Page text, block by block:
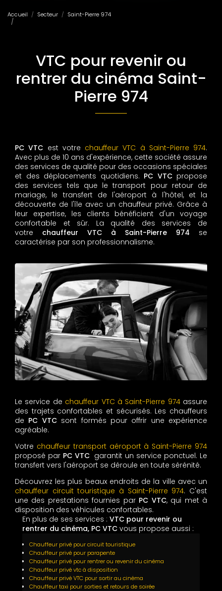
Accueil Secteur
Saint-Pierre 974
VTC pour revenir ou
rentrer du cinéma Saint-
Pierre 974
PC VTC est votre chauffeur VTC à Saint-Pierre 974.
Avec plus de 10 ans d'expérience, cette société assure
des services de qualité pour des occasions spéciales
et des déplacements quotidiens. PC VTCpropose
des services tels que le transport pour retour de
mariage, le transfert de l'aéroport à l'hôtel, et la
découverte de l'île avec un chauffeur privé. Grâce à
leur expertise, les clients bénéficient d'un voyage
confortable et sûr. La qualité des services de
votre chauffeur VTC à Saint-Pierre 974 se
caractérise par son professionnalisme.
Le service de chauffeur VTC à Saint-Pierre 974assure
des trajets confortables et sécurisés. Les chauffeurs
de PC VTCsont formés pour offrir une expérience
agréable.
Votre chauffeur transport aéroport à Saint-Pierre 974
proposé par PC VTC garantit un service ponctuel. Le
transfert vers l'aéroport se déroule en toute sérénité.
Découvrez les plus beaux endroits de la ville avec un
chauffeur circuit touristique à Saint-Pierre 974. C'est
une des prestations fournies par PC VTC, qui met à
disposition des véhicules confortables.
En plus de ses services : VTC pour revenir ou
rentrer du cinéma, PC VTC vous propose aussi :
Chauffeur privé pour circuit touristique
Chauffeur privé pour parapente
Chauffeur privé pour rentrer ou revenir du cinéma
Chauffeur privé vtc à disposition
Chauffeur privé VTC pour sortir au cinéma
Chauffeur taxi pour sorties et retours de soirée